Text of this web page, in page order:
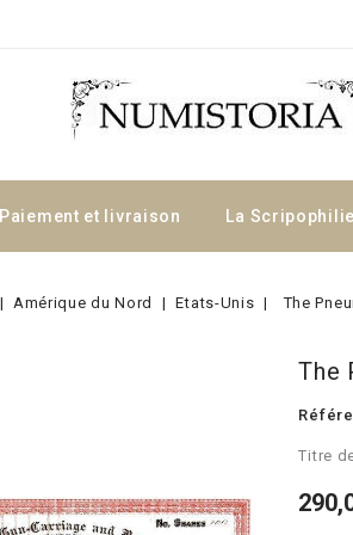
Paiement et livraison La Scripophilie
Amérique du Nord Etats-Unis The
The
Titre